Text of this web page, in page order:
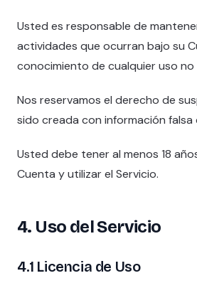
Usted es responsable de
actividades que ocurran bajo su
conocimiento de cualquier uso
Nos reservamos el derecho de
sido creada con información falsa
Usted debe tener al menos 18
Cuenta y utilizar el Servicio.
4. Uso del Servicio
4.1 Licencia de Uso